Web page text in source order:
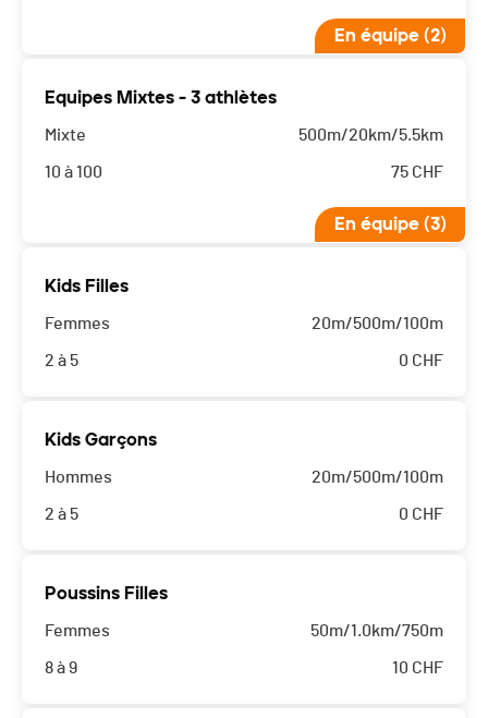
En équipe (2)
Equipes Mixtes - 3 athlètes
Mixte
10 à 100
500m/20km/5.5km
75 CHF
En équipe (3)
Kids Filles
Femmes
2 à 5
20m/500m/100m
0 CHF
Kids Garçons
Hommes
2 à 5
20m/500m/100m
0 CHF
Poussins Filles
Femmes
8 à 9
50m/1.0km/750m
10 CHF